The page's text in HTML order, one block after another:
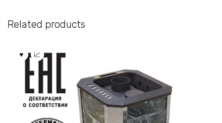
Related products